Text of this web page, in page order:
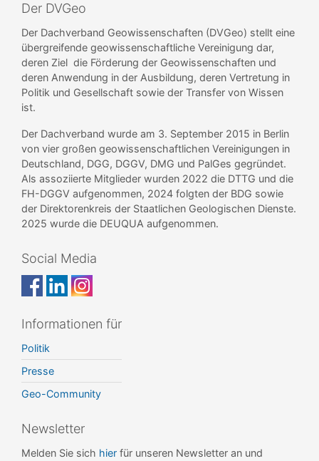
Der DVGeo
Der Dachverband Geowissenschaften (DVGeo) stellt eine
übergreifende geowissenschaftliche Vereinigung dar,
deren Ziel die Förderung der Geowissenschaften und
deren Anwendung in der Ausbildung, deren Vertretung in
Politik und Gesellschaft sowie der Transfer von Wissen
ist.
Der Dachverband wurde am 3. September 2015 in Berlin
von vier großen geowissenschaftlichen Vereinigungen in
Deutschland, DGG, DGGV, DMG und PalGes gegründet.
Als assoziierte Mitglieder wurden 2022 die DTTG und die
FH-DGGV aufgenommen, 2024 folgten der BDG sowie
der Direktorenkreis der Staatlichen Geologischen Dienste.
2025 wurde die DEUQUA aufgenommen.
Social Media
Informationen für
Politik
Presse
Geo-Community
Newsletter
Melden Sie sich hier für unseren Newsletter an und